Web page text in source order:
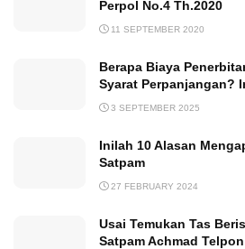
Perpol No.4 Th.2020
11 SEPTEMBER 2020
Berapa Biaya
Syarat Perpanjangan?
3 SEPTEMBER 2025
Inilah 10 Alasan
Satpam
27 FEBRUARY 2024
Usai Temukan Tas
Satpam Achmad